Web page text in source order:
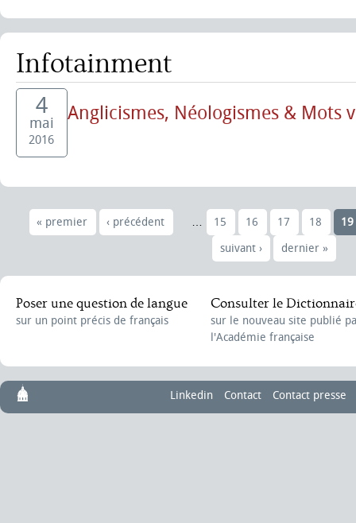
Infotainment
4
mai
2016
Anglicismes, Néologismes & Mots
« premier ‹ précédent … 15 16 17 18
19
suivant ›
dernier »
Poser une question de langue
sur un point précis de français
Consulter le
sur le nouveau site publié
l'Académie française
Linkedin Contact Contact presse